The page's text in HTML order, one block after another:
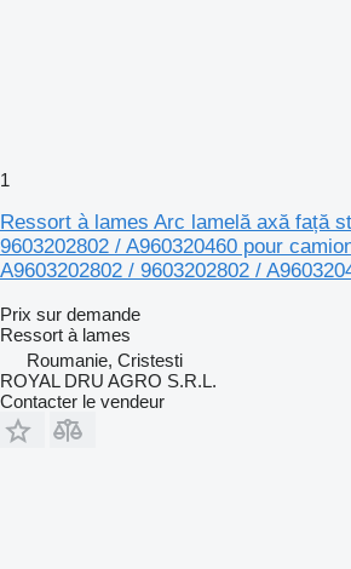
1
Ressort à lames Arc lamelă axă față
9603202802 / A960320460 pour
A9603202802 / 9603202802 /
Prix sur demande
Ressort à lames
Roumanie, Cristesti
ROYAL DRU AGRO S.R.L.
Contacter le vendeur